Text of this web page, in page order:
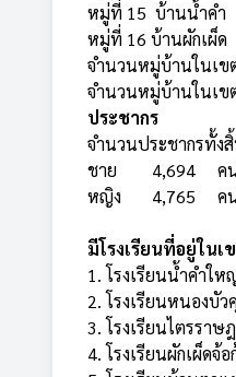
หมู่ที่ 15 บ้านน้
หมู่ที่ 16 บ้านผัก
จำนวนหมู่บ้านใ
จำนวนหมู่บ้าน
ประชากร
จำนวนประชากรทั้
ชาย 4,694 ค
หญิง 4,765 ค
มีโรงเรียนที่อยู่ใน
1. โรงเรียนน้ำคำให
2. โรงเรียนหนองบัว
3. โรงเรียนไตรราษ
4. โรงเรียนผักเผ็ดจ้